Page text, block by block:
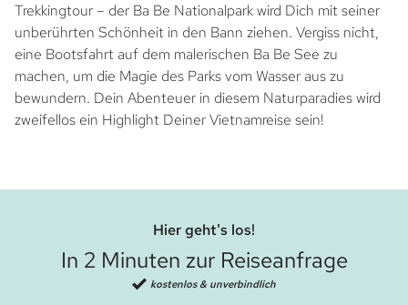
Trekkingtour – der Ba Be Nationalpark wird Dich mit seiner
unberührten Schönheit in den Bann ziehen. Vergiss nicht,
eine Bootsfahrt auf dem malerischen Ba Be See zu
machen, um die Magie des Parks vom Wasser aus zu
bewundern. Dein Abenteuer in diesem Naturparadies wird
zweifellos ein Highlight Deiner Vietnamreise sein!
Hier geht's los!
In 2 Minuten zur Reiseanfrage
kostenlos & unverbindlich